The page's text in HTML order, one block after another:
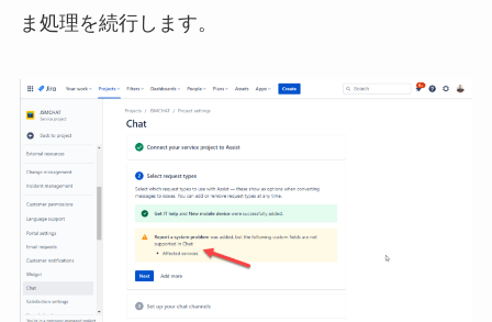
ま処理を続行します。